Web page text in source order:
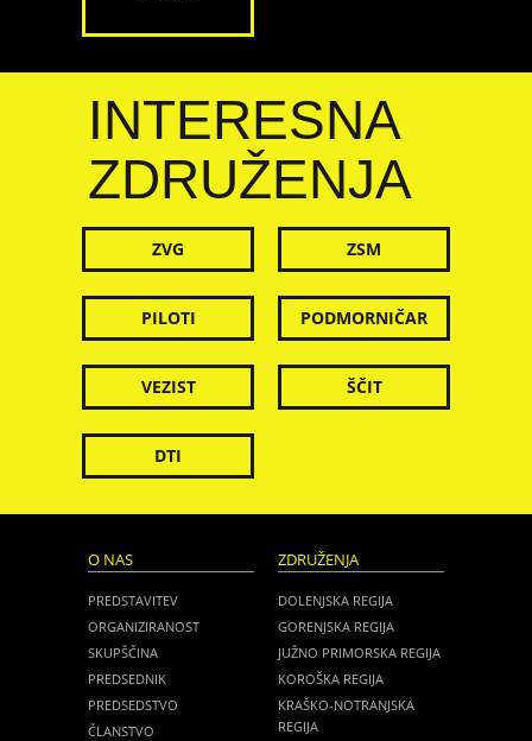
INTERESNA
ZDRUŽENJA
ZVG ZSM
PILOTI PODMORNIČAR
VEZIST ŠČIT
DTI
O NAS
PREDSTAVITEV
ORGANIZIRANOST
SKUPŠČINA
PREDSEDNIK
PREDSEDSTVO
ČLANSTVO
ZDRUŽENJA
DOLENJSKA REGIJA
GORENJSKA REGIJA
JUŽNO PRIMORSKA REGIJA
KOROŠKA REGIJA
KRAŠKO-NOTRANJSKA
REGIJA